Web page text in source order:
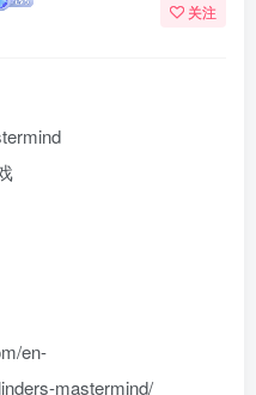
关注
en-
mastermind/